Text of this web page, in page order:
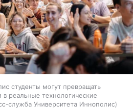
студенты могут превращать
в реальные технологические
служба Университета Иннополис